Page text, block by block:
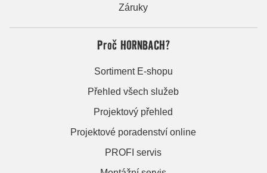
Záruky
Proč HORNBACH?
Sortiment E-shopu
Přehled všech služeb
Projektový přehled
Projektové poradenství online
PROFI servis